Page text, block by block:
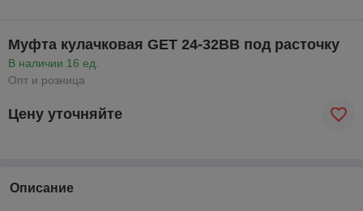
Муфта кулачковая GET 24-32BB под расточку
В наличии 16 ед.
Опт и розница
Цену уточняйте
Описание